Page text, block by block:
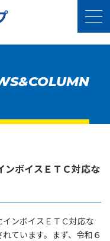
ンボイスＥＴＣ対応な
ンボイスＥＴＣ対応な
ています。まず、令和６